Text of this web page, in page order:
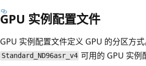
GPU 实例配置文件
GPU 实例配置文件定义 GPU 的分区方
Standard_ND96asr_v4 可用的 GPU 实例